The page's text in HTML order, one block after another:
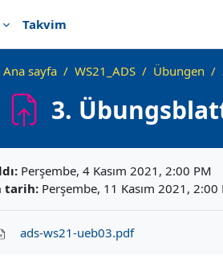
Takvim
Ana sayfa WS21_ADS Übungen
3.
Perşembe, 4 Kasım 2021, 2:00 PM
tarih: Perşembe, 11 Kasım 2021, 2:00
ads-ws21-ueb03.pdf